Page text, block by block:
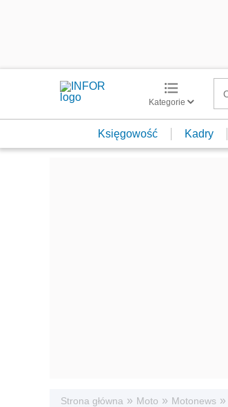
Kategorie
Księgowość Kadry
Strona główna » Moto » Motonews »